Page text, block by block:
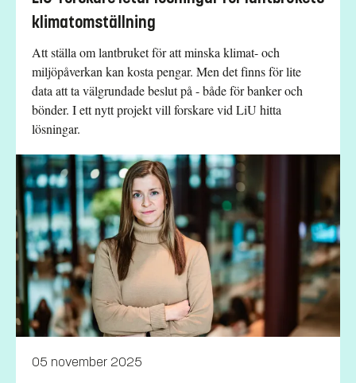
klimatomställning
Att ställa om lantbruket för att minska klimat- och
miljöpåverkan kan kosta pengar. Men det finns för lite
data att ta välgrundade beslut på - både för banker och
bönder. I ett nytt projekt vill forskare vid LiU hitta
lösningar.
05 november 2025